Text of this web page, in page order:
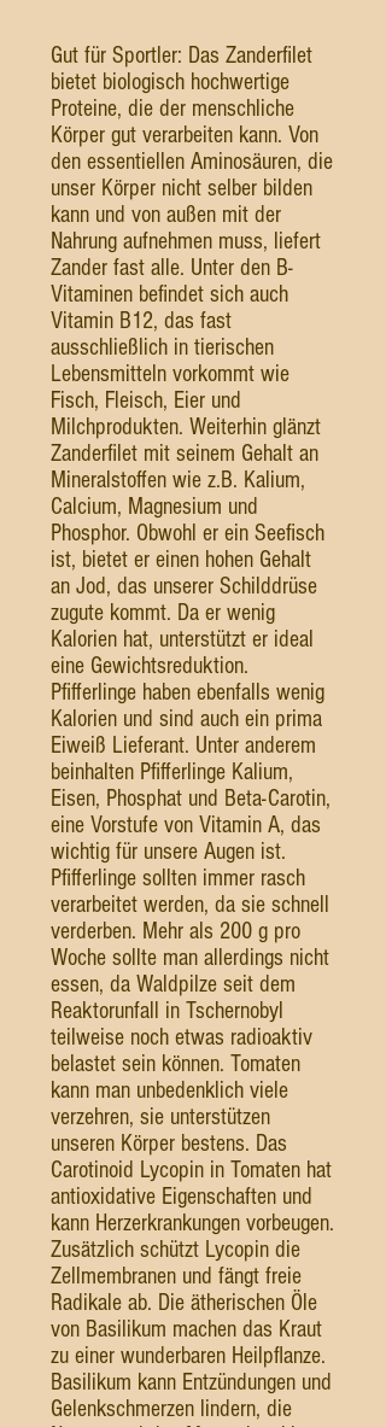
Gut für Sportler: Das Zanderfilet
bietet biologisch hochwertige
Proteine, die der menschliche
Körper gut verarbeiten kann. Von
den essentiellen Aminosäuren, die
unser Körper nicht selber bilden
kann und von außen mit der
Nahrung aufnehmen muss, liefert
Zander fast alle. Unter den B-
Vitaminen befindet sich auch
Vitamin B12, das fast
ausschließlich in tierischen
Lebensmitteln vorkommt wie
Fisch, Fleisch, Eier und
Milchprodukten. Weiterhin glänzt
Zanderfilet mit seinem Gehalt an
Mineralstoffen wie z.B. Kalium,
Calcium, Magnesium und
Phosphor. Obwohl er ein Seefisch
ist, bietet er einen hohen Gehalt
an Jod, das unserer Schilddrüse
zugute kommt. Da er wenig
Kalorien hat, unterstützt er ideal
eine Gewichtsreduktion.
Pfifferlinge haben ebenfalls wenig
Kalorien und sind auch ein prima
Eiweiß Lieferant. Unter anderem
beinhalten Pfifferlinge Kalium,
Eisen, Phosphat und Beta-Carotin,
eine Vorstufe von Vitamin A, das
wichtig für unsere Augen ist.
Pfifferlinge sollten immer rasch
verarbeitet werden, da sie schnell
verderben. Mehr als 200 g pro
Woche sollte man allerdings nicht
essen, da Waldpilze seit dem
Reaktorunfall in Tschernobyl
teilweise noch etwas radioaktiv
belastet sein können. Tomaten
kann man unbedenklich viele
verzehren, sie unterstützen
unseren Körper bestens. Das
Carotinoid Lycopin in Tomaten hat
antioxidative Eigenschaften und
kann Herzerkrankungen vorbeugen.
Zusätzlich schützt Lycopin die
Zellmembranen und fängt freie
Radikale ab. Die ätherischen Öle
von Basilikum machen das Kraut
zu einer wunderbaren Heilpflanze.
Basilikum kann Entzündungen und
Gelenkschmerzen lindern, die